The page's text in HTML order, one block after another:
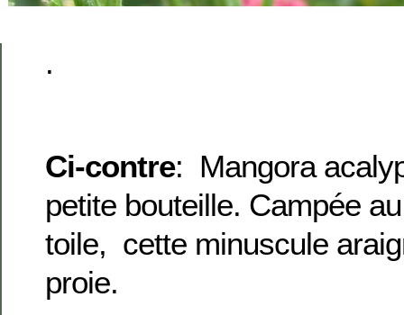
.
Ci-contre: Mangora
petite bouteille. Campée
toile, cette minuscule
proie.